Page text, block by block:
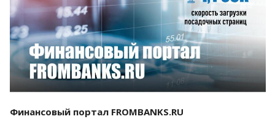
Смотреть проект
Финансовый портал FROMBANKS.RU